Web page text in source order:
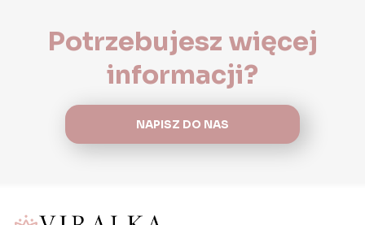
Potrzebujesz więcej
informacji?
NAPISZ DO NAS